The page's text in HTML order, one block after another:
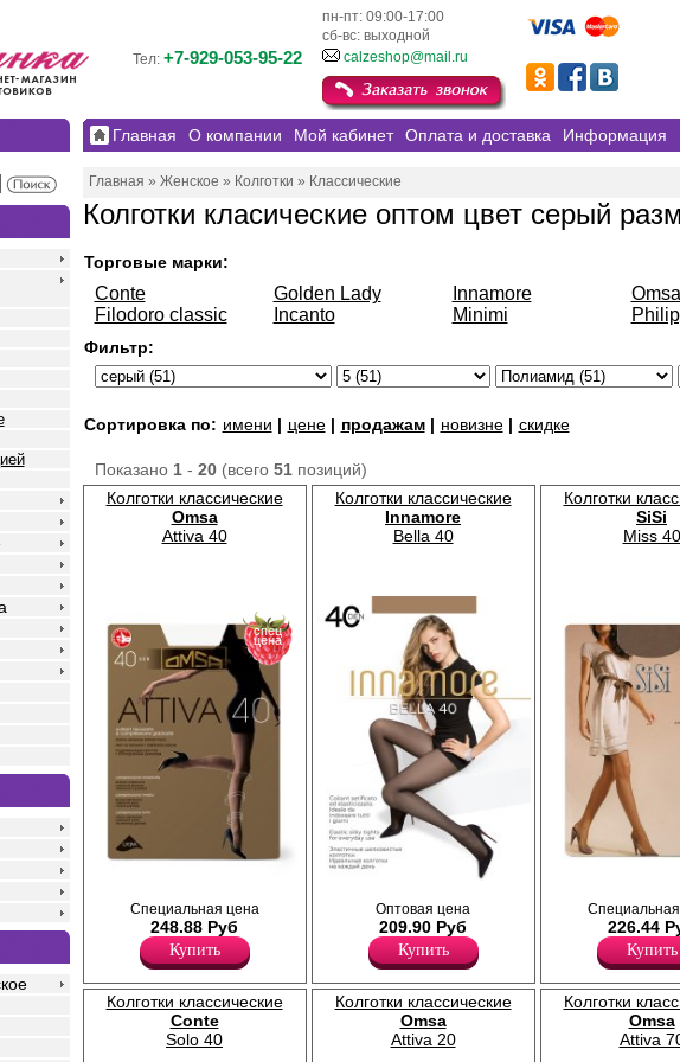
пн-пт: 09:00-17:00
сб-вс: выходной
Тел: +7-929-053-95-22 calzeshop@mail.ru
Главная О компании Мой кабинет Оплата и доставка Информация
Главная » Женское » Колготки » Классические
Колготки класические оптом цвет серый
Торговые марки:
Conte
Filodoro classic
Golden Lady
Incanto
Innamore
Minimi
Omsa
Фильтр:
Сортировка по: имени | цене| продажам| новизне| скидке
Показано 1- 20(всего 51позиций)
Колготки классические
Omsa
Attiva 40
Колготки с поддерживающими шортиками и
распределенным давлением по ноге;
нога, уплотненный
40ден
88%
Полипропилен 1%
спец
цена
Специальная цена
248.88 Руб
Купить
Колготки классические
Innamore
Bella 40
тонкие, шелковистые, полуматовые, с
шортиками, без ластовицы.
Плотность 40ден
Полиамид 88%
Эластан 12%
Оптовая цена
209.90 Руб
Купить
Колготки
SiSi
Miss 40
шортиками; плоские швы,
мысок, без ластовицы.
Плотность 40ден
Полиамид 88%
Эластан 12%
226.44
Купить
Колготки классические
Conte
Solo 40
Колготки классические
Omsa
Attiva 20
Колготки
Omsa
Attiva